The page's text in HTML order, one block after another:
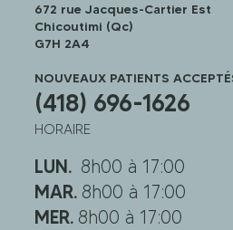
672 rue Jacques-Cartier Est
Chicoutimi (Qc)
G7H 2A4
NOUVEAUX PATIENTS
(418) 696-1626
HORAIRE
LUN. 8h00 à 17:00
MAR. 8h00 à 17:00
MER. 8h00 à 17:00